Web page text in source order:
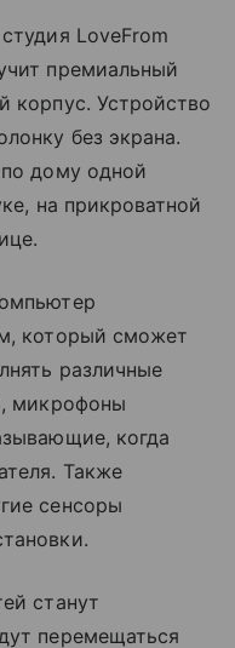
LoveFrom
премиальный
корпус. Устройство
без экрана.
дому одной
на прикроватной
который сможет
различные
микрофоны
когда
Также
сенсоры
станут
перемещаться